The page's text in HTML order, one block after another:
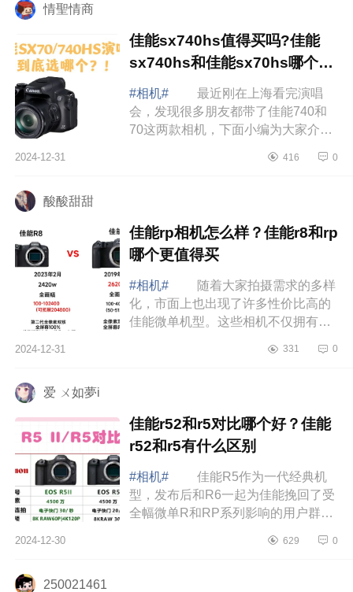
情聖情商
佳能sx740hs值得买吗?佳能
sx740hs和佳能sx70hs哪个更
适合演唱会
#相机#
最近刚在上海看完演唱
会，发现很多朋友都带了佳能740和
70这两款相机，下面小编为大家介绍
sx740hs和佳能sx70hs哪个更适合演
2024-12-31 416 0
酸酸甜甜
佳能rp相机怎么样？佳能r8和rp
哪个更值得买
#相机#
随着大家拍摄需求的多样
化，市面上也出现了许多性价比高的
佳能微单机型。这些相机不仅拥有出
拍摄场景，是真正的“用得起”的好选
2024-12-31 331 0
爱 ㄨ如夢i
佳能r52和r5对比哪个好？佳能
r52和r5有什么区别
#相机#
佳能R5作为一代经典机
型，发布后和R6一起为佳能挽回了受
全幅微单R和RP系列影响的用户群
无反机身的一代经典。下面小编为大
2024-12-30 629 0
250021461